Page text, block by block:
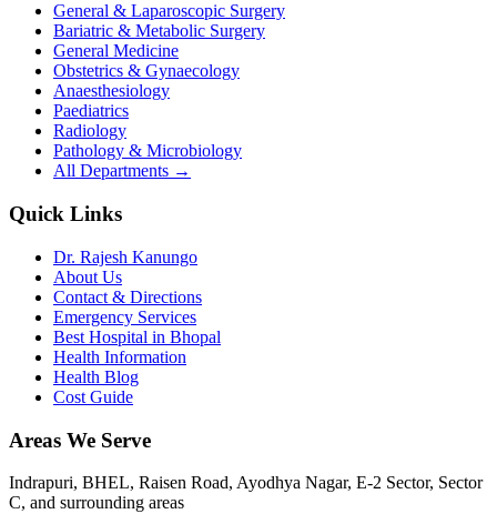
General & Laparoscopic Surgery
Bariatric & Metabolic Surgery
General Medicine
Obstetrics & Gynaecology
Anaesthesiology
Paediatrics
Radiology
Pathology & Microbiology
All Departments →
Quick Links
Dr. Rajesh Kanungo
About Us
Contact & Directions
Emergency Services
Best Hospital in Bhopal
Health Information
Health Blog
Cost Guide
Areas We Serve
Indrapuri, BHEL, Raisen Road, Ayodhya Nagar, E-2 Sector, Sector
C, and surrounding areas